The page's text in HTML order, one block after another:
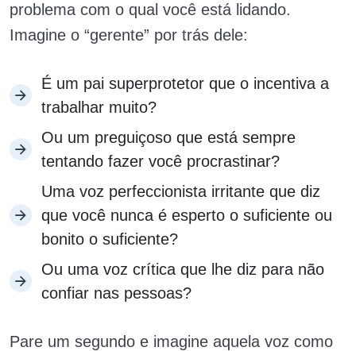
problema com o qual você está lidando.
Imagine o “gerente” por trás dele:
É um pai superprotetor que o incentiva a
trabalhar muito?
Ou um preguiçoso que está sempre
tentando fazer você procrastinar?
Uma voz perfeccionista irritante que diz
que você nunca é esperto o suficiente ou
bonito o suficiente?
Ou uma voz crítica que lhe diz para não
confiar nas pessoas?
Pare um segundo e imagine aquela voz como